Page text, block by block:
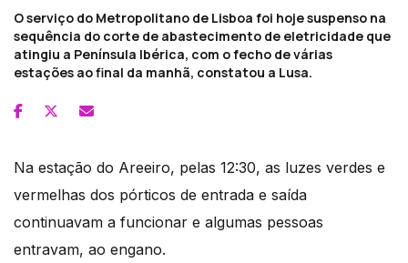
O serviço do Metropolitano de Lisboa foi hoje suspenso na
sequência do corte de abastecimento de eletricidade que
atingiu a Península Ibérica, com o fecho de várias
estações ao final da manhã, constatou a Lusa.
Na estação do Areeiro, pelas 12:30, as luzes verdes e
vermelhas dos pórticos de entrada e saída
continuavam a funcionar e algumas pessoas
entravam, ao engano.